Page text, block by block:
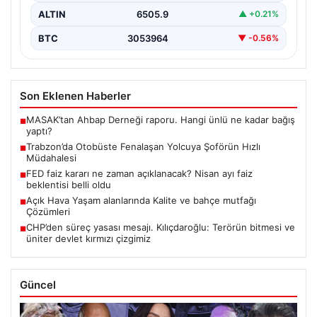
ALTIN 6505.9 ▲ +0.21%
BTC 3053964 ▼ -0.56%
Son Eklenen Haberler
■MASAK’tan Ahbap Derneği raporu. Hangi ünlü ne kadar bağış
yaptı?
■Trabzon’da Otobüste Fenalaşan Yolcuya Şoförün Hızlı
Müdahalesi
■FED faiz kararı ne zaman açıklanacak? Nisan ayı faiz
beklentisi belli oldu
■Açık Hava Yaşam alanlarında Kalite ve bahçe mutfağı
Çözümleri
■CHP’den süreç yasası mesajı. Kılıçdaroğlu: Terörün bitmesi ve
üniter devlet kırmızı çizgimiz
Güncel